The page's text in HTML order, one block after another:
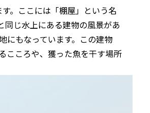
。ここには「棚屋」という名
同じ水上にある建物の風景があ
にもなっています。この建物
こころや、獲った魚を干す場所